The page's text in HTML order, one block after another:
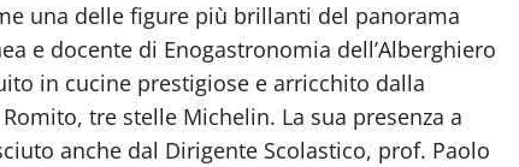
una delle figure più brillanti del panorama
e docente di Enogastronomia dell’Alberghiero
in cucine prestigiose e arricchito dalla
tre stelle Michelin. La sua presenza a
anche dal Dirigente Scolastico, prof. Paolo